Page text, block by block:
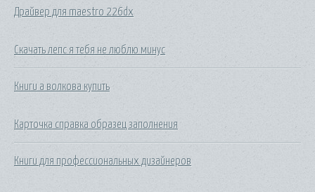
Драйвер для maestro 226dx
Скачать лепс я тебя не люблю минус
Книги а волкова купить
Карточка справка образец заполнения
Книги для профессиональных дизайнеров